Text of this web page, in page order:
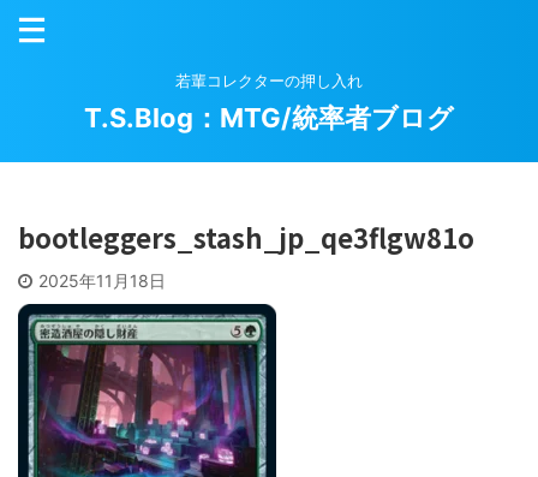
若輩コレクターの押し入れ
T.S.Blog：MTG/統率者ブログ
bootleggers_stash_jp_qe3flgw81o
2025年11月18日